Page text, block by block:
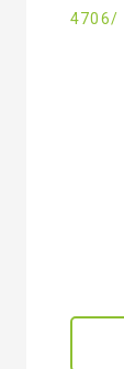
4706/